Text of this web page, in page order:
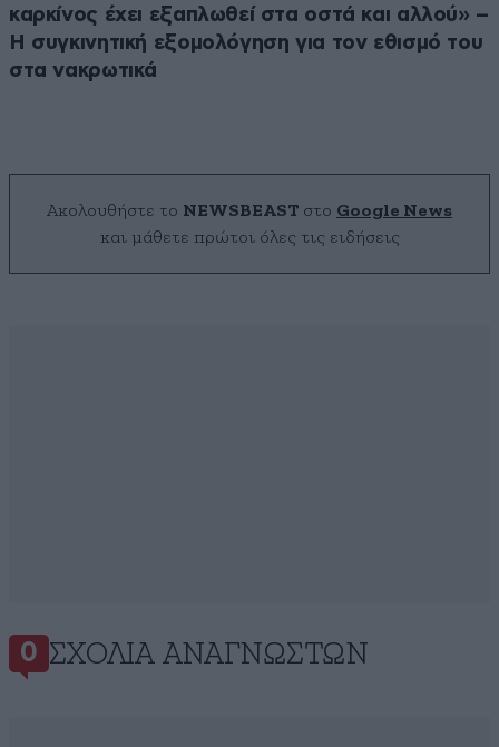
καρκίνος έχει εξαπλωθεί στα οστά και αλλού» –
Η συγκινητική εξομολόγηση για τον εθισμό του
στα νακρωτικά
Ακολουθήστε το NEWSBEAST στο Google News
και μάθετε πρώτοι όλες τις ειδήσεις
0 ΣΧΌΛΙΑ ΑΝΑΓΝΩΣΤΏΝ